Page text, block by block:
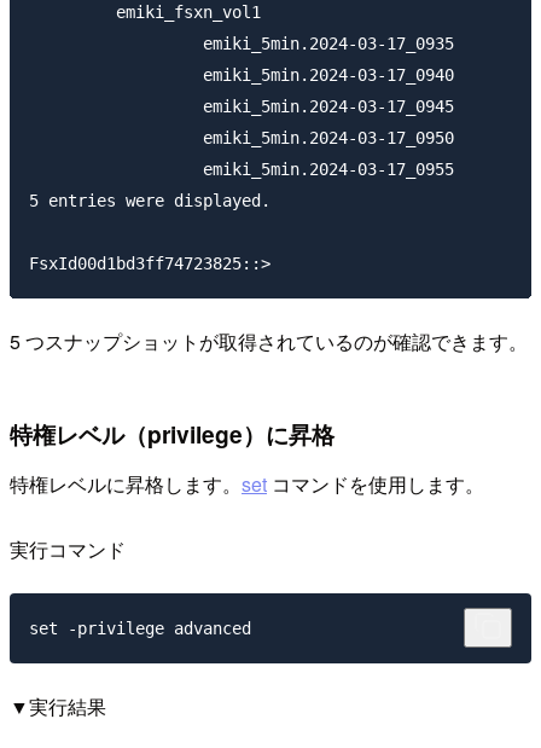
         emiki_fsxn_vol1
emiki_5min.2024-03-17_0935
emiki_5min.2024-03-17_0940
emiki_5min.2024-03-17_0945
emiki_5min.2024-03-17_0950
emiki_5min.2024-03-17_0955
5 entries were displayed.
5 つスナップショットが取得されているのが確認できます。
特権レベル（privilege）に昇格
特権レベルに昇格します。 set コマンドを使用します。
実行コマンド
▼実行結果